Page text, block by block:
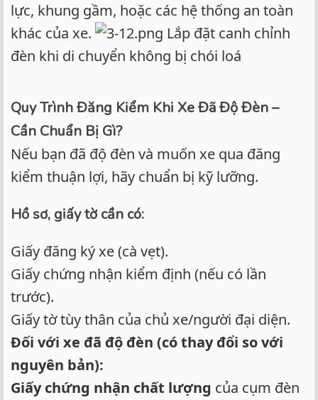
lực, khung gầm, hoặc các hệ thống an toàn
khác của xe.
Lắp đặt canh chỉnh
đèn khi di chuyển không bị chói loá
Quy Trình Đăng Kiểm Khi Xe Đã Độ Đèn –
Cần Chuẩn Bị Gì?
Nếu bạn đã độ đèn và muốn xe qua đăng
kiểm thuận lợi, hãy chuẩn bị kỹ lưỡng.
Hồ sơ, giấy tờ cần có:
Giấy đăng ký xe (cà vẹt).
Giấy chứng nhận kiểm định (nếu có lần
trước).
Giấy tờ tùy thân của chủ xe/người đại diện.
Đối với xe đã độ đèn (có thay đổi so với
nguyên bản):
Giấy chứng nhận chất lượng của cụm đèn